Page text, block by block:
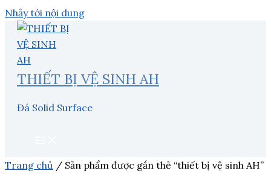
Nhảy tới nội dung
THIẾT BỊ VỆ SINH AH
Đá Solid Surface
Trang chủ / Sản phẩm được gắn thẻ “thiết bị vệ sinh AH”